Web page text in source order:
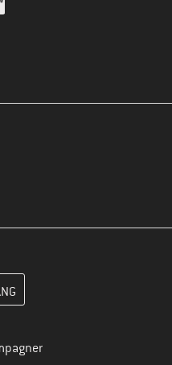
opret i næste trin din